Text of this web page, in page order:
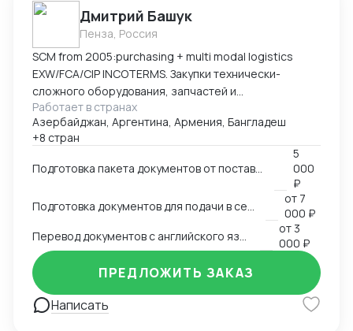
Дмитрий Башук
Пенза, Россия
SCM from 2005:purchasing + multi modal logistics
EXW/FCA/CIP INCOTERMS. Закупки технически-
сложного оборудования, запчастей и
комплектующих к нему.
Работает в странах
Азербайджан, Аргентина, Армения, Бангладеш
+8 стран
Подготовка пакета документов от поставщика на EXW, FCA, CIP
5
000
₽
от 7
000 ₽
от 3
000 ₽
Написать
ПРЕДЛОЖИТЬ ЗАКАЗ